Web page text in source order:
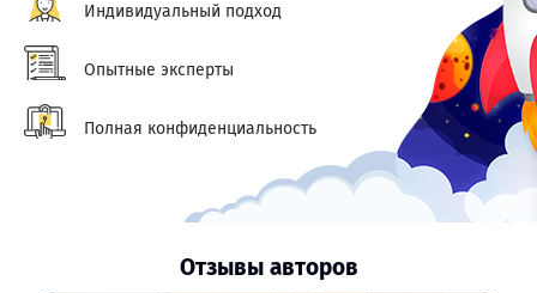
Индивидуальный подход
Опытные эксперты
Полная конфиденциальность
Отзывы авторов